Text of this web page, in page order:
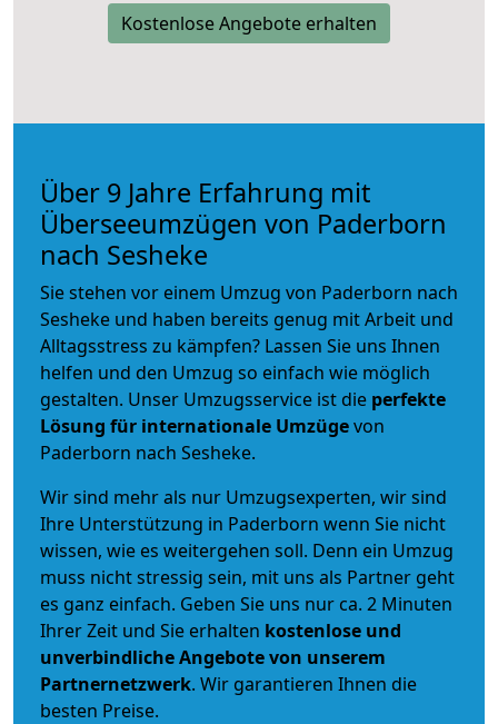
Kostenlose Angebote erhalten
Über 9 Jahre Erfahrung mit
Überseeumzügen von Paderborn
nach Sesheke
Sie stehen vor einem Umzug von Paderborn nach
Sesheke und haben bereits genug mit Arbeit und
Alltagsstress zu kämpfen? Lassen Sie uns Ihnen
helfen und den Umzug so einfach wie möglich
gestalten. Unser Umzugsservice ist die perfekte
Lösung für internationale Umzügevon
Paderborn nach Sesheke.
Wir sind mehr als nur Umzugsexperten, wir sind
Ihre Unterstützung in Paderborn wenn Sie nicht
wissen, wie es weitergehen soll. Denn ein Umzug
muss nicht stressig sein, mit uns als Partner geht
es ganz einfach. Geben Sie uns nur ca. 2 Minuten
Ihrer Zeit und Sie erhalten kostenlose und
unverbindlicheAngebote von unserem
Partnernetzwerk. Wir garantieren Ihnen die
besten Preise.